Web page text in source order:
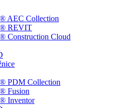
AEC Collection
REVIT
Construction Cloud
PDM Collection
Fusion
Inventor